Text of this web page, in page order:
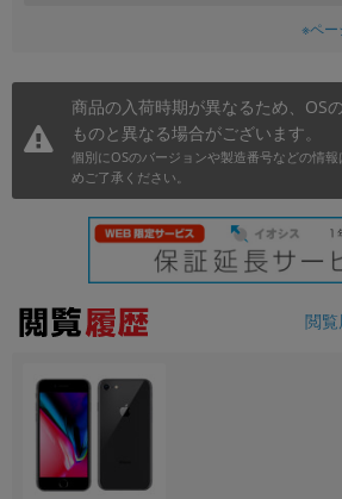
※ペー
商品の入荷時期が異なるため、OS
ものと異なる場合がございます。
個別にOSのバージョンや製造番号などの情
めご了承ください。
閲